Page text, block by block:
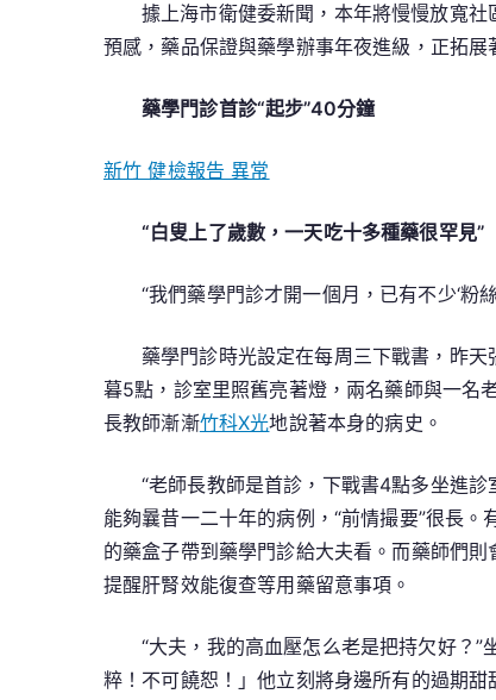
據上海市衛健委新聞，本年將慢慢放寬
預感，藥品保證與藥學辦事年夜進級，正拓展
藥學門診首診“起步”40分鐘
新竹 健檢報告 異常
“白叟上了歲數，一天吃十多種藥很罕見”
“我們藥學門診才開一個月，已有不少‘粉
藥學門診時光設定在每周三下戰書，昨
暮5點，診室里照舊亮著燈，兩名藥師與一名
長教師漸漸竹科X光地說著本身的病史。
“老師長教師是首診，下戰書4點多坐進
能夠曩昔一二十年的病例，“前情撮要”很長
的藥盒子帶到藥學門診給大夫看。而藥師們
提醒肝腎效能復查等用藥留意事項。
“大夫，我的高血壓怎么老是把持欠好？
粹！不可饒恕！」他立刻將身邊所有的過期